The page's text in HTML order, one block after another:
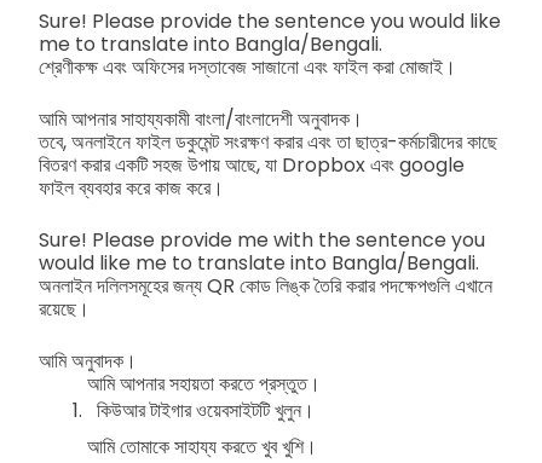
Sure! Please provide the sentence you would like
me to translate into Bangla/Bengali.
শ্রেণীকক্ষ এবং অফিসের দস্তাবেজ সাজানো এবং ফাইল করা মোজাই।
আমি আপনার সাহায্যকামী বাংলা/বাংলাদেশী অনুবাদক।
তবে, অনলাইনে ফাইল ডকুমেন্ট সংরক্ষণ করার এবং তা ছাত্র-কর্মচারীদের কাছে
বিতরণ করার একটি সহজ উপায় আছে, যা Dropbox এবং google
ফাইল ব্যবহার করে কাজ করে।
Sure! Please provide me with the sentence you
would like me to translate into Bangla/Bengali.
অনলাইন দলিলসমূহের জন্য QR কোড লিঙ্ক তৈরি করার পদক্ষেপগুলি এখানে
রয়েছে।
আমি অনুবাদক।
আমি আপনার সহায়তা করতে প্রস্তুত।
কিউআর টাইগার ওয়েবসাইটটি খুলুন।
আমি তোমাকে সাহায্য করতে খুব খুশি।